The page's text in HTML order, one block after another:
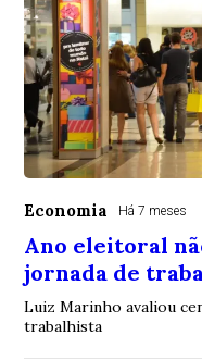
Economia Há 7 meses
Ano eleitoral
jornada de
Luiz Marinho avaliou
trabalhista